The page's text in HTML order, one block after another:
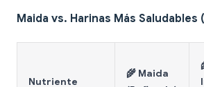
Maida vs. Harinas Más Saludables
Nutriente
🌾 Maida